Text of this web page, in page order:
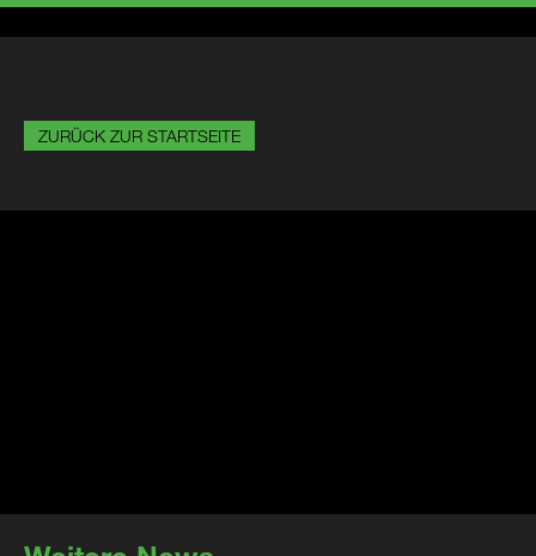
ZURÜCK ZUR STARTSEITE